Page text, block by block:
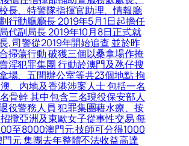
長、特警隊指揮官助理、情報廳
行動廳廳長 2019年5月1日起擔任
代副局長 2019年10月8日正式就
, 司警從2019年開始追查 並於昨
掃蕩行動 破獲三個以桑拿場作掩
淫犯罪集團 行動於澳門及氹仔搜
場、五間辦公室等共23個地點 拘
、內地及香港涉案人士 包括一名
骨幹 其中包含三名現役保安部人
役警務人員 犯罪集團藉水療、按
攬亞洲及東歐女子從事性交易 每
至8000澳門元 技師可分得1000
元 集團去年整體不法收益高達